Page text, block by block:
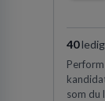
40
som du